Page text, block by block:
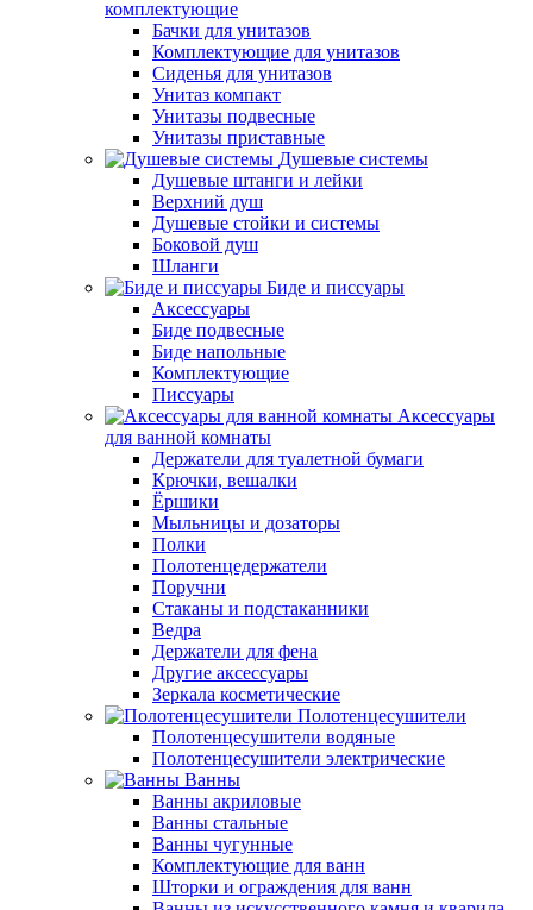
комплектующие
Бачки для унитазов
Комплектующие для унитазов
Сиденья для унитазов
Унитаз компакт
Унитазы подвесные
Унитазы приставные
Душевые системы
Душевые штанги и лейки
Верхний душ
Душевые стойки и системы
Боковой душ
Шланги
Биде и писсуары
Аксессуары
Биде подвесные
Биде напольные
Комплектующие
Писсуары
Аксессуары
для ванной комнаты
Держатели для туалетной бумаги
Крючки, вешалки
Ёршики
Мыльницы и дозаторы
Полки
Полотенцедержатели
Поручни
Стаканы и подстаканники
Ведра
Держатели для фена
Другие аксессуары
Зеркала косметические
Полотенцесушители
Полотенцесушители водяные
Полотенцесушители электрические
Ванны
Ванны акриловые
Ванны стальные
Ванны чугунные
Комплектующие для ванн
Шторки и ограждения для ванн